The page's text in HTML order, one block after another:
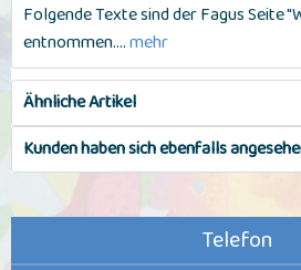
Folgende Texte sind der Fagus Seite
entnommen....mehr
Ähnliche Artikel
Kunden haben sich ebenfalls
Telefon